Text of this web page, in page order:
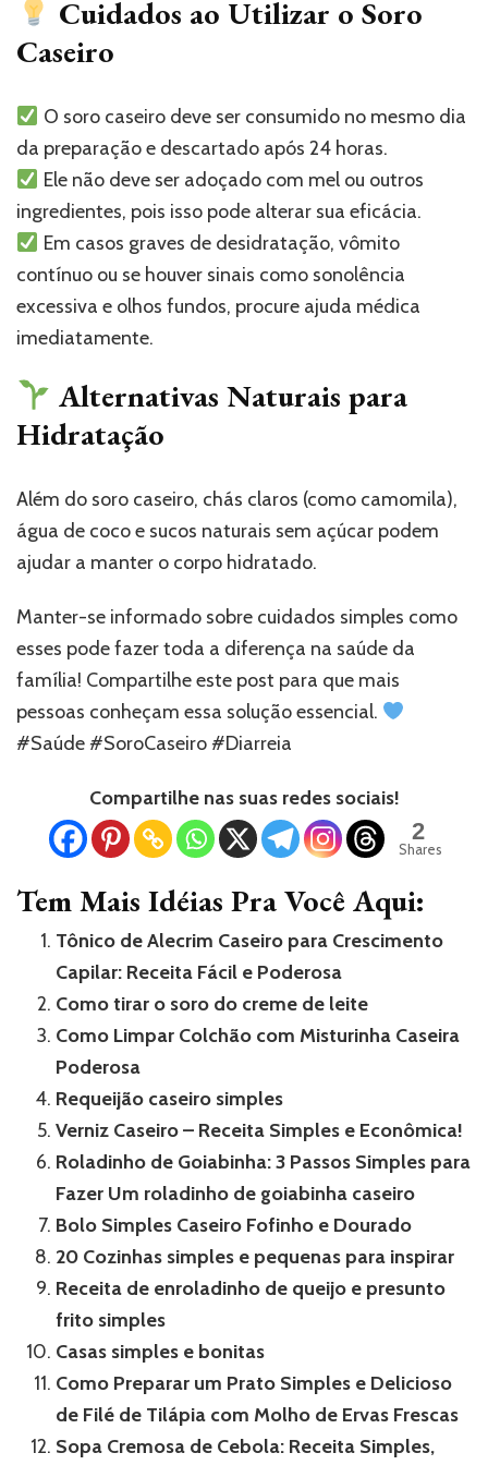
Cuidados ao Utilizar o Soro
Caseiro
O soro caseiro deve ser consumido no mesmo dia
da preparação e descartado após 24 horas.
Ele não deve ser adoçado com mel ou outros
ingredientes, pois isso pode alterar sua eficácia.
Em casos graves de desidratação, vômito
contínuo ou se houver sinais como sonolência
excessiva e olhos fundos, procure ajuda médica
imediatamente.
Alternativas Naturais para
Hidratação
Além do soro caseiro, chás claros (como camomila),
água de coco e sucos naturais sem açúcar podem
ajudar a manter o corpo hidratado.
Manter-se informado sobre cuidados simples como
esses pode fazer toda a diferença na saúde da
família! Compartilhe este post para que mais
pessoas conheçam essa solução essencial.
#Saúde #SoroCaseiro #Diarreia
Compartilhe nas suas redes sociais!
2
Shares
Tem Mais Idéias Pra Você Aqui:
Tônico de Alecrim Caseiro para Crescimento
Capilar: Receita Fácil e Poderosa
Como tirar o soro do creme de leite
Como Limpar Colchão com Misturinha Caseira
Poderosa
Requeijão caseiro simples
Verniz Caseiro – Receita Simples e Econômica!
Roladinho de Goiabinha: 3 Passos Simples para
Fazer Um roladinho de goiabinha caseiro
Bolo Simples Caseiro Fofinho e Dourado
20 Cozinhas simples e pequenas para inspirar
Receita de enroladinho de queijo e presunto
frito simples
Casas simples e bonitas
Como Preparar um Prato Simples e Delicioso
de Filé de Tilápia com Molho de Ervas Frescas
Sopa Cremosa de Cebola: Receita Simples,